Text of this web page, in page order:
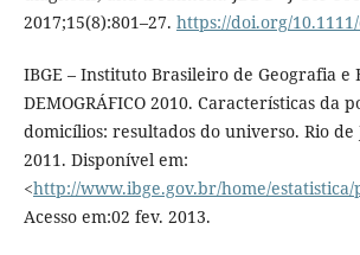
2017;15(8):801–27. https://doi.org/
IBGE – Instituto Brasileiro de Geografia e
DEMOGRÁFICO 2010. Características da
domicílios: resultados do universo. Rio de
2011. Disponível em:
<http://www.ibge.gov.br/home/estatistica/
Acesso em:02 fev. 2013.